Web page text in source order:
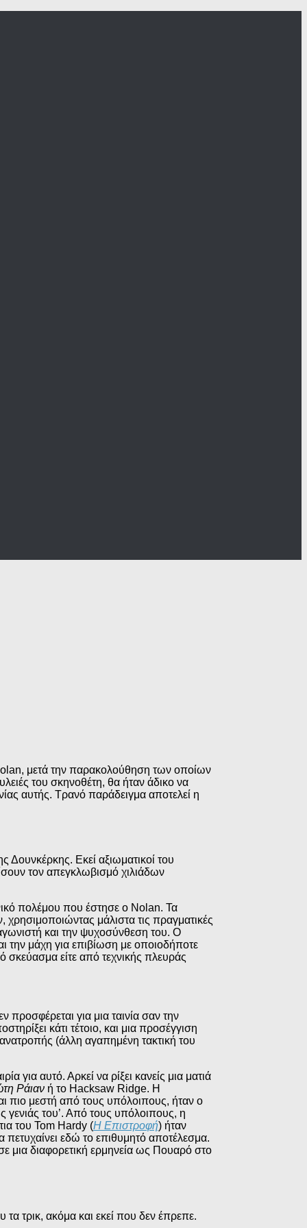
μετά την παρακολούθηση των οποίων
του σκηνοθέτη, θα ήταν άδικο να
αυτής. Τρανό παράδειγμα αποτελεί η
Εκεί αξιωματικοί του
τον απεγκλωβισμό χιλιάδων
πολέμου που έστησε ο Nolan. Τα
μάλιστα τις πραγματικές
και την ψυχοσύνθεση του. Ο
την μάχη για επιβίωση με οποιοδήποτε
σκεύασμα είτε από τεχνικής πλευράς
προσφέρεται για μια ταινία σαν την
κάτι τέτοιο, και μια προσέγγιση
(άλλη αγαπημένη τακτική του
για αυτό. Αρκεί να ρίξει κανείς μια ματιά
Ράιαν ή το Hacksaw Ridge. Η
πιο μεστή από τους υπόλοιπους, ήταν ο
γενιάς του’. Από τους υπόλοιπους, η
του Tom Hardy (Η Επιστροφή) ήταν
εδώ το επιθυμητό αποτέλεσμα.
μια διαφορετική ερμηνεία ως Πουαρό στο
τα τρικ, ακόμα και εκεί που δεν έπρεπε.